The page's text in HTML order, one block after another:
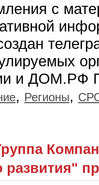
с
и ДОМ.РФ
, Регионы,
развития"